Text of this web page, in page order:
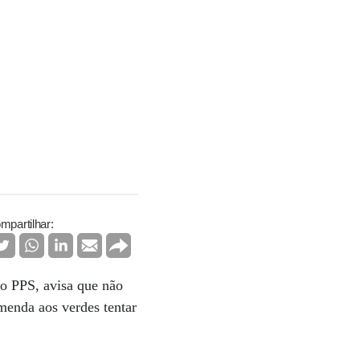
PPS, avisa que não
aos verdes tentar